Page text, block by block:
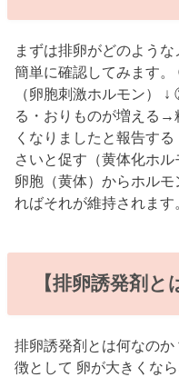
まずは排卵がどのよう
簡単に確認してみます
（卵胞刺激ホルモン）
る・おりものが増える→
くなりましたと報告す
さいと促す（黄体化ホ
卵胞（黄体）からホル
ればそれが維持されます
【排卵誘発剤と
排卵誘発剤とは何なの
徴として 卵が大きくな